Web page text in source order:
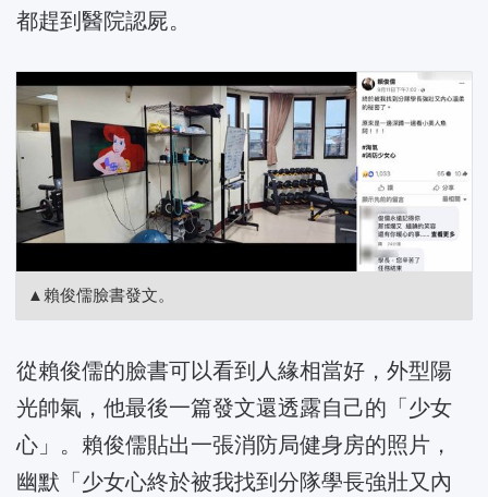
都趕到醫院認屍。
▲賴俊儒臉書發文。
從賴俊儒的臉書可以看到人緣相當好，外型陽
光帥氣，他最後一篇發文還透露自己的「少女
心」。賴俊儒貼出一張消防局健身房的照片，
幽默「少女心終於被我找到分隊學長強壯又內